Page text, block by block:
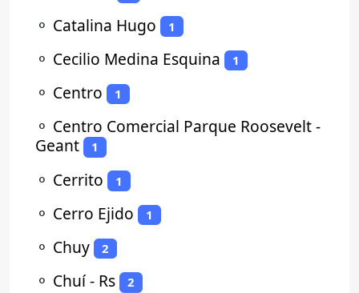
⚬ Catalina Hugo 1
⚬ Cecilio Medina Esquina 1
⚬ Centro 1
⚬ Centro Comercial Parque Roosevelt -
Geant
1
⚬ Cerrito 1
⚬ Cerro Ejido 1
⚬ Chuy 2
⚬ Chuí - Rs 2